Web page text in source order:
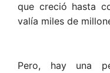
que creció hasta
valía miles de
Pero, hay una